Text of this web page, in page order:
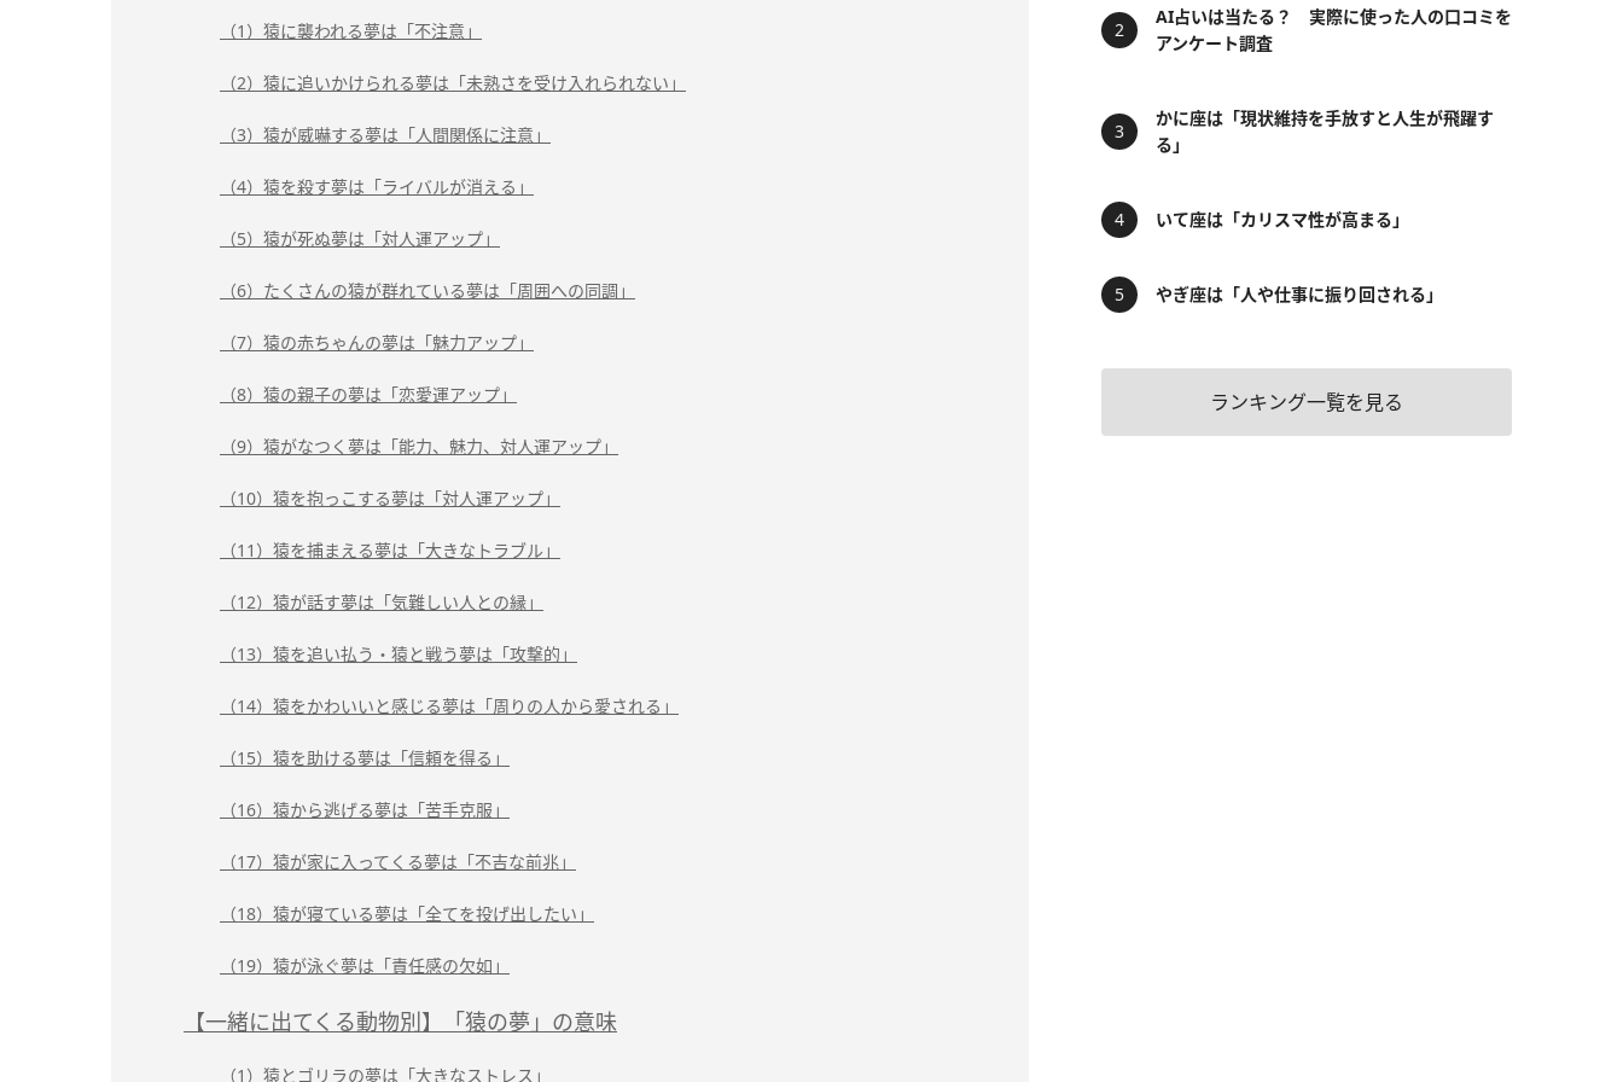
（1）猿に襲われる夢は「不注意」
（2）猿に追いかけられる夢は「未熟さを受け入れられない」
（3）猿が威嚇する夢は「人間関係に注意」
（4）猿を殺す夢は「ライバルが消える」
（5）猿が死ぬ夢は「対人運アップ」
（6）たくさんの猿が群れている夢は「周囲への同調」
（7）猿の赤ちゃんの夢は「魅力アップ」
（8）猿の親子の夢は「恋愛運アップ」
（9）猿がなつく夢は「能力、魅力、対人運アップ」
（10）猿を抱っこする夢は「対人運アップ」
（11）猿を捕まえる夢は「大きなトラブル」
（12）猿が話す夢は「気難しい人との縁」
（13）猿を追い払う・猿と戦う夢は「攻撃的」
（14）猿をかわいいと感じる夢は「周りの人から愛される」
（15）猿を助ける夢は「信頼を得る」
（16）猿から逃げる夢は「苦手克服」
（17）猿が家に入ってくる夢は「不吉な前兆」
（18）猿が寝ている夢は「全てを投げ出したい」
（19）猿が泳ぐ夢は「責任感の欠如」
【一緒に出てくる動物別】「猿の夢」の意味
（1）猿とゴリラの夢は「大きなストレス」
AI占いは当たる？ 実際に使った人の口コミを
アンケート調査
かに座は「現状維持を手放すと人生が飛躍す
る」
いて座は「カリスマ性が高まる」
やぎ座は「人や仕事に振り回される」
ランキング一覧を見る